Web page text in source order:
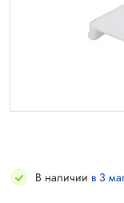
В наличии в 3